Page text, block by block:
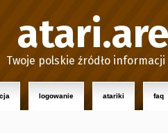
Twoje polskie źródło informacji
logowanie atariki faq